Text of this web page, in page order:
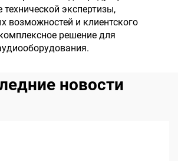
экспертизы,
возможностей и клиентского
решение для
новости